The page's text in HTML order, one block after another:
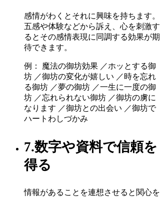
感情がわくとそれに興味を持ちます。
五感や体験などから訴え、心を刺激す
るとその感情表現に同調する効果が期
待できます。
例： 魔法の御坊効果 ／ホッとする御
坊 ／御坊の変化が嬉しい ／時を忘れ
る御坊 ／夢の御坊 ／一生に一度の御
坊 ／忘れられない御坊 ／御坊の虜に
なります ／御坊との出会い ／御坊で
ハートわしづかみ
7.数字や資料で信頼を
得る
情報があることを連想させると関心を